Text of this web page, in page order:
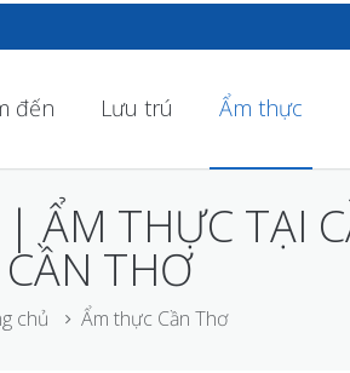
đến Lưu trú Ẩm thực
ẨM THỰC TẠI
CẦN THƠ
chủ Ẩm thực Cần Thơ